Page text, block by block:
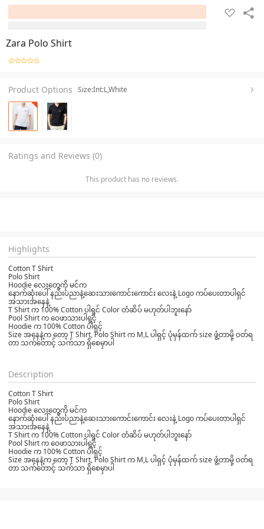
Zara Polo Shirt
Product Options Size:Int:L,White
Ratings and Reviews (0)
This product has no reviews.
Highlights
Cotton T Shirt
Polo Shirt
Hoodie လေးတွေကို မင်က
နောက်ဆုံးပေါ် နည်းပညာနဲ့ဆေးသားကောင်းကောင်း လေးနဲ့ Logo ကပ်ပေးတာပါရှင်
အသားအနေနဲ့
T Shirt က 100% Cotton ပါရှင် Color တံဆိပ် မဟုတ်ပါဘူးနော်
Pool Shirt က ဝေဖာသားပါရှင့်
Hoodie က 100% Cotton ပါရှင့်
Size အနေနဲ့က တော့ T Shirt, Polo Shirt က M,L ပါရှင့် ပုံမှန်ထက် size ဖွံ့တာမို့ ဝတ်ရ
တာ သက်တောင့် သက်သာ ရှိ‌စေမှာပါ
Description
Cotton T Shirt
Polo Shirt
Hoodie လေးတွေကို မင်က
နောက်ဆုံးပေါ် နည်းပညာနဲ့ဆေးသားကောင်းကောင်း လေးနဲ့ Logo ကပ်ပေးတာပါရှင်
အသားအနေနဲ့
T Shirt က 100% Cotton ပါရှင် Color တံဆိပ် မဟုတ်ပါဘူးနော်
Pool Shirt က ဝေဖာသားပါရှင့်
Hoodie က 100% Cotton ပါရှင့်
Size အနေနဲ့က တော့ T Shirt, Polo Shirt က M,L ပါရှင့် ပုံမှန်ထက် size ဖွံ့တာမို့ ဝတ်ရ
တာ သက်တောင့် သက်သာ ရှိ‌စေမှာပါ